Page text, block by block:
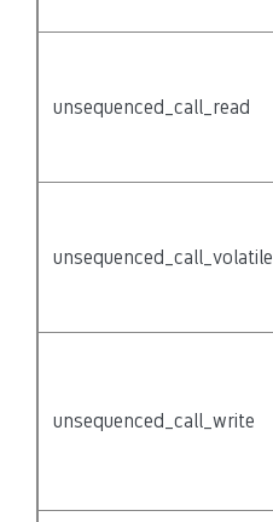
unsequenced_call_read
unsequenced_call_volatile
unsequenced_call_write